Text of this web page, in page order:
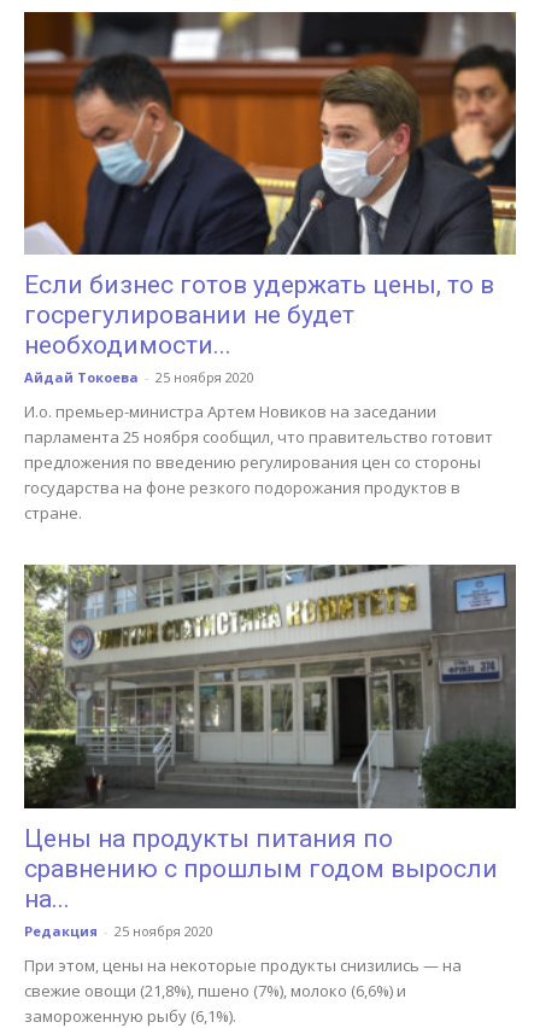
Если бизнес готов удержать цены, то в
госрегулировании не будет
необходимости...
Айдай Токоева - 25 ноября 2020
И.о. премьер-министра Артем Новиков на заседании
парламента 25 ноября сообщил, что правительство готовит
предложения по введению регулирования цен со стороны
государства на фоне резкого подорожания продуктов в
стране.
Цены на продукты питания по
сравнению с прошлым годом выросли
на...
Редакция - 25 ноября 2020
При этом, цены на некоторые продукты снизились — на
свежие овощи (21,8%), пшено (7%), молоко (6,6%) и
замороженную рыбу (6,1%).